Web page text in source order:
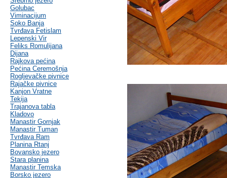
Golubac
Viminacijum
Soko Banja
Tvrđava Fetislam
Lepenski Vir
Feliks Romulijana
Dijana
Rajkova pećina
Pećina Ceremošnja
Rogljevačke pivnice
Rajačke pivnice
Kanjon Vratne
Tekija
Trajanova tabla
Kladovo
Manastir Gornjak
Manastir Tuman
Tvrđava Ram
Planina Rtanj
Bovansko jezero
Stara planina
Manastir Temska
Borsko jezero